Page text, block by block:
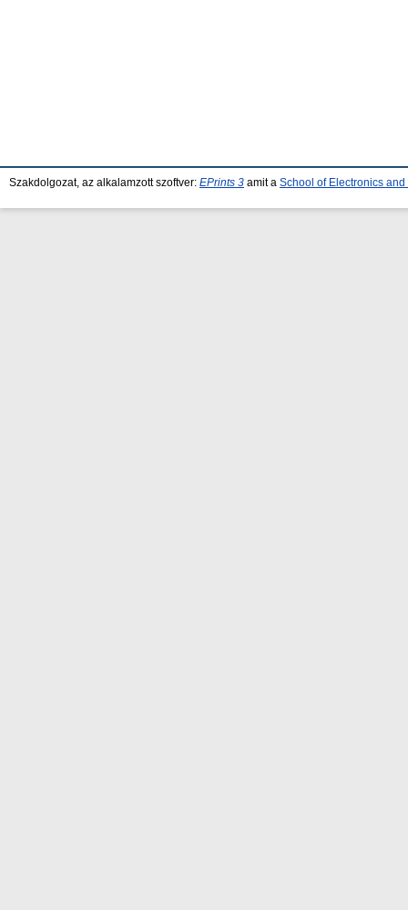
Szakdolgozat, az alkalamzott szoftver: EPrints 3 amit a School of Electronics